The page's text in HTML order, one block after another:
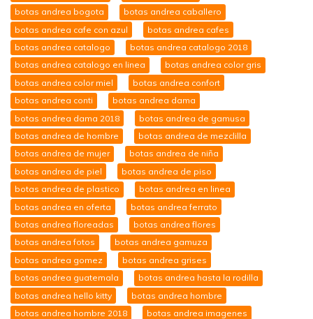
botas andrea bogota
botas andrea caballero
botas andrea cafe con azul
botas andrea cafes
botas andrea catalogo
botas andrea catalogo 2018
botas andrea catalogo en linea
botas andrea color gris
botas andrea color miel
botas andrea confort
botas andrea conti
botas andrea dama
botas andrea dama 2018
botas andrea de gamusa
botas andrea de hombre
botas andrea de mezclilla
botas andrea de mujer
botas andrea de niña
botas andrea de piel
botas andrea de piso
botas andrea de plastico
botas andrea en linea
botas andrea en oferta
botas andrea ferrato
botas andrea floreadas
botas andrea flores
botas andrea fotos
botas andrea gamuza
botas andrea gomez
botas andrea grises
botas andrea guatemala
botas andrea hasta la rodilla
botas andrea hello kitty
botas andrea hombre
botas andrea hombre 2018
botas andrea imagenes